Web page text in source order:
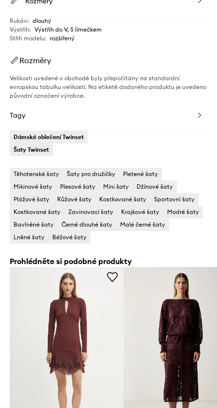
Rukáv: dlouhý
Výstřih: Výstřih do V, S límečkem
Střih modelu: rozšířený
Rozměry
Velikosti uvedené v obchodě byly přepočítány na standardní
evropskou tabulku velikostí. Na etiketě dodaného produktu je uvedeno
původní označení výrobce.
Tagy
Dámské oblečení Twinset
Šaty Twinset
Těhotenské šaty Šaty pro družičky
Pletené šaty
Mikinové šaty
Plesové šaty Mini šaty
Džínové šaty
Plážové šaty
Růžové šaty Kostkované šaty
Sportovní šaty
Kostkované šaty
Zavinovací šaty Krajkové šaty
Modré šaty
Bavlněné šaty
Černé dlouhé šaty
Malé černé šaty
Lněné šaty
Béžové šaty
Prohlédněte si podobné produkty